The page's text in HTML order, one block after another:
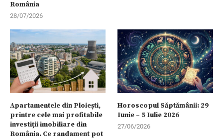
România
28/07/2026
Apartamentele din Ploiești,
printre cele mai profitabile
investiții imobiliare din
România. Ce randament pot
Horoscopul Săptămânii: 29
Iunie – 5 Iulie 2026
27/06/2026